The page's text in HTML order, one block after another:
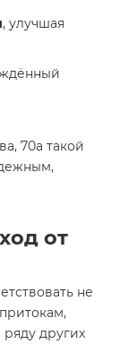
, улучшая
70а такой
от
не
других